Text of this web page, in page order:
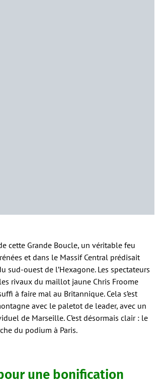
cette Grande Boucle, un véritable feu
et dans le Massif Central prédisait
sud-ouest de l’Hexagone. Les spectateurs
rivaux du maillot jaune Chris Froome
à faire mal au Britannique. Cela s’est
avec le paletot de leader, avec un
de Marseille. C’est désormais clair : le
du podium à Paris.
une bonification